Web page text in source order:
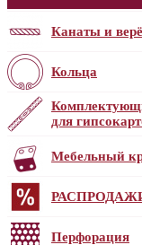
Канаты и
Кольца
для
Мебельный
Перфорация